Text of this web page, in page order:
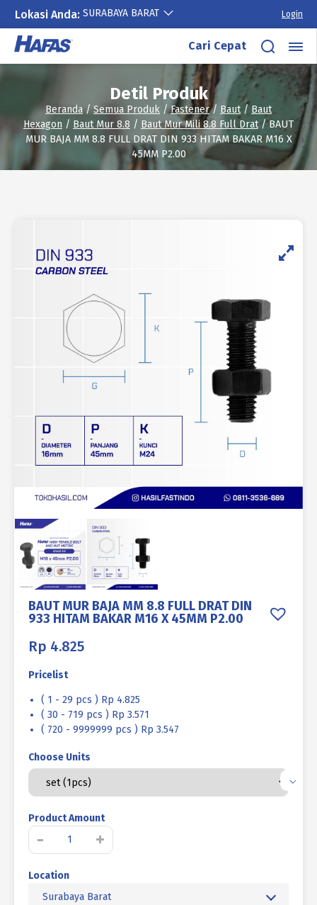
Lokasi Anda: SURABAYA BARAT Login
Lewati
konten
Cari Cepat
Detil Produk
Beranda/ Semua Produk /Fastener/ Baut/ Baut
Hexagon / Baut Mur 8.8 / Baut Mur Mili 8.8 Full Drat/ BAUT
MUR BAJA MM 8.8 FULL DRAT DIN 933 HITAM BAKAR M16 X
45MM P2.00
BAUT MUR BAJA MM 8.8 FULL DRAT DIN
933 HITAM BAKAR M16 X 45MM P2.00
Rp 4.825
Pricelist
( 1 - 29 pcs ) Rp 4.825
( 30 - 719 pcs ) Rp 3.571
( 720 - 9999999 pcs ) Rp 3.547
Choose Units
Product Amount
-
Kuantitas
BAJA
MM
+
Location
Surabaya Barat